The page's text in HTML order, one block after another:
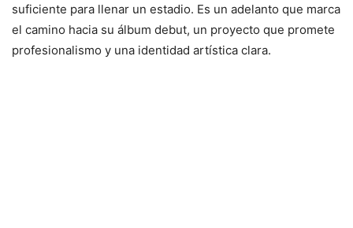
suficiente para llenar un estadio. Es un adelanto que marca
el camino hacia su álbum debut, un proyecto que promete
profesionalismo y una identidad artística clara.